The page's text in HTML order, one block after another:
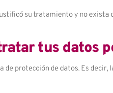
su tratamiento y no
tus datos
protección de datos. Es